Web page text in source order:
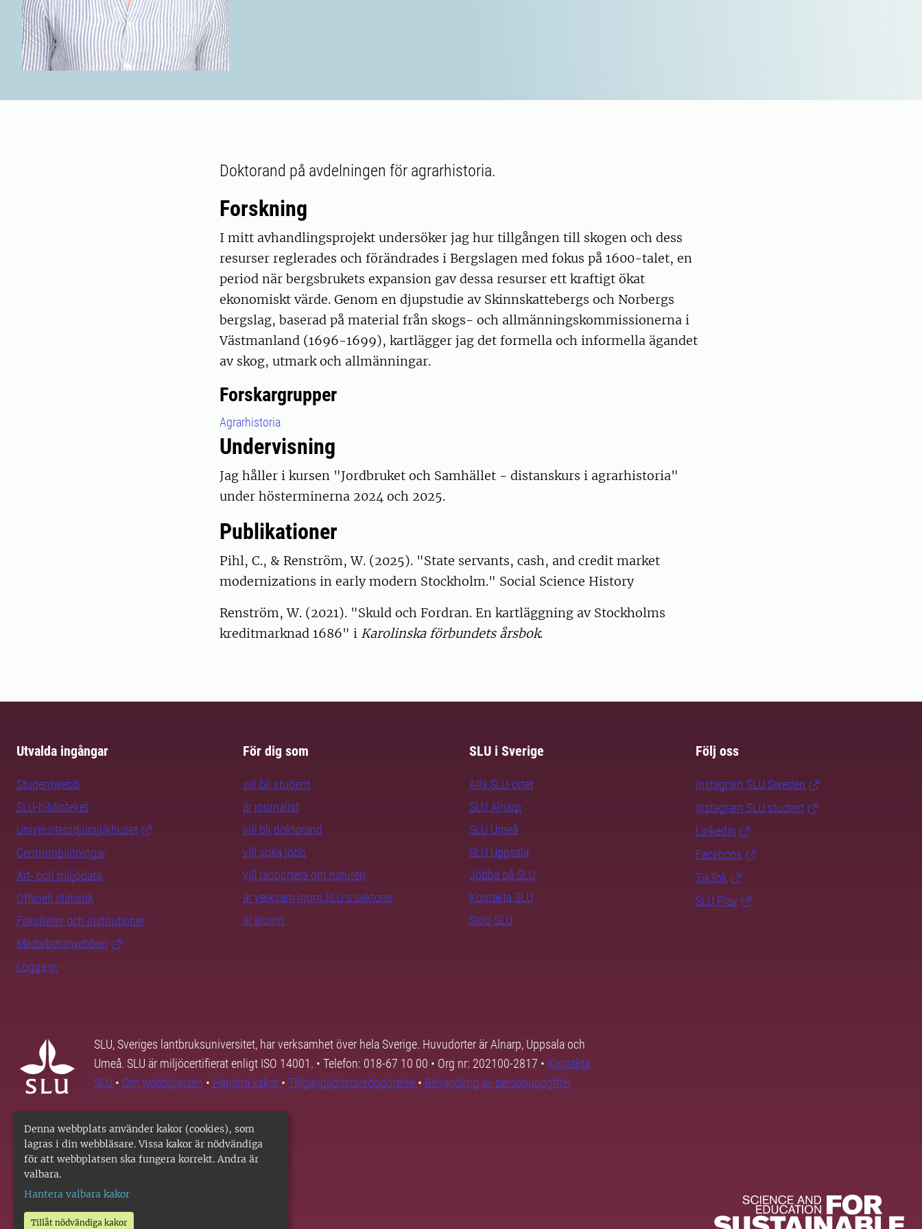
Denna webbplats använder kakor (cookies), som
lagras i din webbläsare. Vissa kakor är nödvändiga
för att webbplatsen ska fungera korrekt. Andra är
valbara.
Hantera valbara kakor
Tillåt nödvändiga kakor
Doktorand på avdelningen för agrarhistoria.
Forskning
I mitt avhandlingsprojekt undersöker jag hur tillgången till skogen och dess
resurser reglerades och förändrades i Bergslagen med fokus på 1600-talet, en
period när bergsbrukets expansion gav dessa resurser ett kraftigt ökat
ekonomiskt värde. Genom en djupstudie av Skinnskattebergs och Norbergs
bergslag, baserad på material från skogs- och allmänningskommissionerna i
Västmanland (1696-1699), kartlägger jag det formella och informella ägandet
av skog, utmark och allmänningar.
Forskargrupper
Agrarhistoria
Undervisning
Jag håller i kursen "Jordbruket och Samhället - distanskurs i agrarhistoria"
under hösterminerna 2024 och 2025.
Publikationer
Pihl, C., & Renström, W. (2025). "State servants, cash, and credit market
modernizations in early modern Stockholm." Social Science History
Renström, W. (2021). "Skuld och Fordran. En kartläggning av Stockholms
kreditmarknad 1686" i Karolinska förbundets årsbok.
Utvalda ingångar
Studentwebb
SLU-biblioteket
Universitetsdjursjukhuset
Centrumbildningar
Art- och miljödata
Officiell statistik
Fakulteter och institutioner
Medarbetarwebben
Logga in
För dig som
vill bli student
är journalist
vill bli doktorand
vill söka jobb
vill rapportera om naturen
är verksam inom SLU:s sektorer
är alumn
SLU i Sverige
Alla SLU-orter
SLU Alnarp
SLU Umeå
SLU Uppsala
Jobba på SLU
Kontakta SLU
Stöd SLU
Följ oss
Instagram SLU.Sweden
Instagram SLU.student
LinkedIn
Facebook
TikTok
SLU Play
SLU, Sveriges lantbruksuniversitet, har verksamhet över hela Sverige. Huvudorter är Alnarp, Uppsala och
Umeå. SLU är miljöcertifierat enligt ISO 14001. • Telefon: 018-67 10 00 • Org nr: 202100-2817 • Kontakta
SLU • Om webbplatsen • Hantera kakor • Tillgänglighetsredogörelse • Behandling av personuppgifter